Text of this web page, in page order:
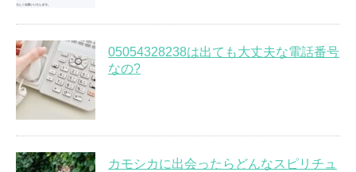
05054328238は出ても大丈夫な電話番号
なの?
カモシカに出会ったらどんなスピリチュ